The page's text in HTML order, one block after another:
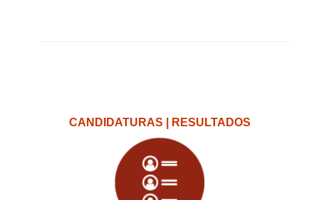
CANDIDATURAS | RESULTADOS